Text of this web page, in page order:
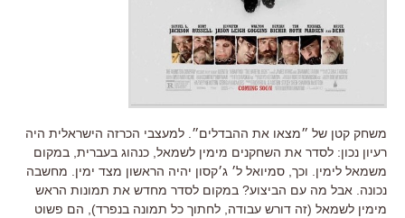
משחק קטן של ״מצאו את ההבדלים״. למעצבי הכרזה הישראלית היה
רעיון נכון: לסדר את השחקנים מימין לשמאל, כנהוג בעברית, במקום
משמאל לימין. וכך, סמיואל ל׳ ג׳קסון יהיה הראשון מצד ימין. מחשבה
נכונה. אבל מה עם הביצוע? במקום לסדר מחדש את תמונות הראש
מימין לשמאל (זה דורש עבודה, לחתוך כל תמונה בנפרד), הם פשוט